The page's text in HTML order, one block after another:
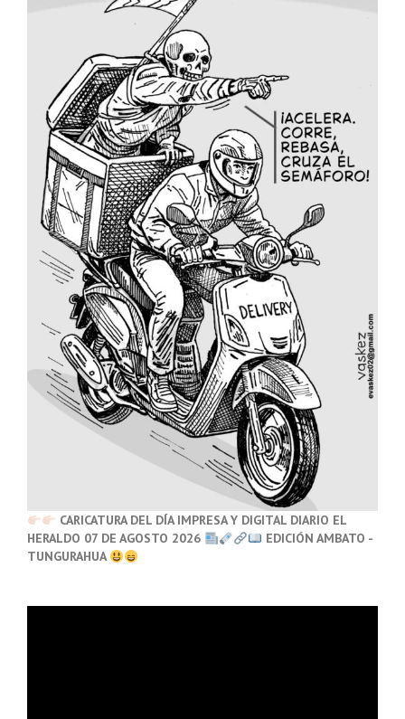
CARICATURA DEL DÍA IMPRESA Y DIGITAL DIARIO EL
HERALDO 07 DE AGOSTO 2026
EDICIÓN AMBATO -
TUNGURAHUA